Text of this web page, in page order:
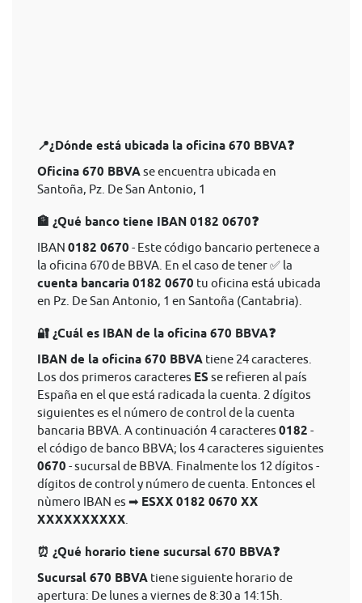
📍¿Dónde está ubicada la oficina 670 BBVA❓
Oficina 670 BBVAse encuentra ubicada en
Santoña, Pz. De San Antonio, 1
🏦 ¿Qué banco tiene IBAN 0182 0670❓
IBAN 0182 0670 - Este código bancario pertenece a
la oficina 670 de BBVA. En el caso de tener ✅ la
cuenta bancaria 0182 0670 tu oficina está ubicada
en Pz. De San Antonio, 1 en Santoña (Cantabria).
🔐 ¿Cuál es IBAN de la oficina 670 BBVA❓
IBAN de la oficina 670 BBVA tiene 24 caracteres.
Los dos primeros caracteres ES se refieren al país
España en el que está radicada la cuenta. 2 dígitos
siguientes es el número de control de la cuenta
bancaria BBVA. A continuación 4 caracteres 0182 -
el código de banco BBVA; los 4 caracteres siguientes
0670 - sucursal de BBVA. Finalmente los 12 dígitos -
dígitos de control y número de cuenta. Entonces el
nùmero IBAN es ➡ ESXX 0182 0670 XX
XXXXXXXXXX
⏰ ¿Qué horario tiene sucursal 670 BBVA❓
Sucursal 670 BBVA tiene siguiente horario de
apertura: De lunes a viernes de 8:30 a 14:15h.